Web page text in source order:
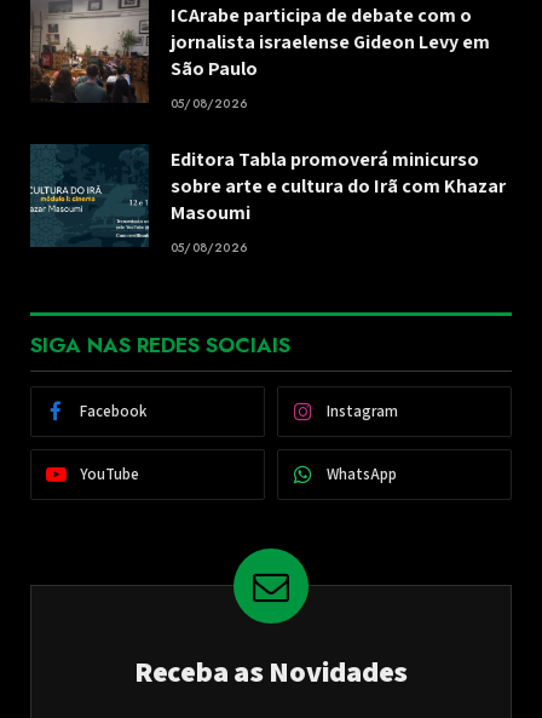
ICArabe participa de debate com o
jornalista israelense Gideon Levy em
São Paulo
05/08/2026
Editora Tabla promoverá minicurso
sobre arte e cultura do Irã com Khazar
Masoumi
05/08/2026
SIGA NAS REDES SOCIAIS
Facebook Instagram
YouTube WhatsApp
Receba as Novidades